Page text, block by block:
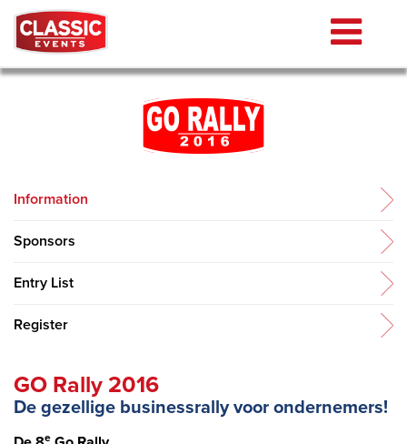
Information
Sponsors
Entry List
Register
GO Rally 2016
De gezellige businessrally voor ondernemers!
e